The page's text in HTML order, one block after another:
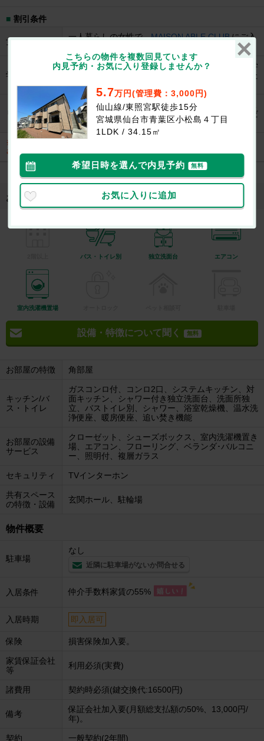
割引条件
女子割 一人暮らしの女性で、MAISON ABLE CLUBにご入
会（無料）いただいた場合に適用となります。
学割
契約成立時に日本国内の学校に在学中もしくは進学
が決まっている方で学生証・生徒手帳をご提示いた
だいた場合に適用となります。
リピート割
エイブル直営店で2013年8月以降にお部屋を借りた
ことがある方が、今回も契約者としてご入居いただ
く場合に適用となります。
※割引の併用を行う場合、条件がございます。詳しくは
さい
お部屋にあるこだわり/設備・特徴
バス・トイレ別 独立洗面台 エアコン
室内洗濯機置場
設備・特徴について聞く 無料
お部屋の特徴 角部屋
キッチン/バ
ス・トイレ
ガスコンロ付、コンロ2口、システムキッチン、対
面キッチン、シャワー付き独立洗面台、洗面所独
立、バストイレ別、シャワー、浴室乾燥機、温水洗
浄便座、暖房便座、追い焚き機能
お部屋の設備
サービス
クローゼット、シューズボックス、室内洗濯機置き
場、エアコン、フローリング、ベランダ･バルコニ
ー、照明付、複層ガラス
セキュリティ TVインターホン
共有スペース
の特徴・設備
玄関ホール、駐輪場
物件概要
駐車場
なし
近隣に駐車場がないか問合せる
入居条件 仲介手数料家賃の55%
入居時期 即入居可
保険 損害保険加入要。
家賃保証会社
等
利用必須(実費)
諸費用 契約時必須(鍵交換代:16500円)
備考
保証会社加入要(月額総支払額の50%、13,000円/
年)。
契約 一般契約(2年間)
こちらの物件を複数回見ています
内見予約・お気に入り登録しませんか？
5.7万円(管理費：3,000円)
仙山線/東照宮駅徒歩15分
宮城県仙台市青葉区小松島４丁目
1LDK / 34.15㎡
希望日時を選んで内見予約 無料
お気に入りに追加